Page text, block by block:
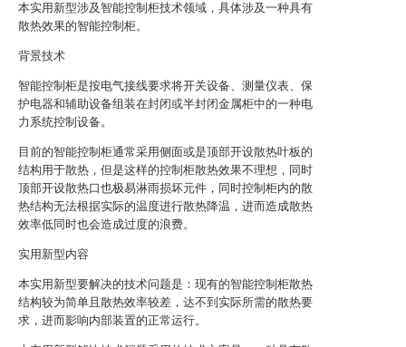
本实用新型涉及智能控制柜技术领域，具体涉及一种具有
散热效果的智能控制柜。
背景技术
智能控制柜是按电气接线要求将开关设备、测量仪表、保
护电器和辅助设备组装在封闭或半封闭金属柜中的一种电
力系统控制设备。
目前的智能控制柜通常采用侧面或是顶部开设散热叶板的
结构用于散热，但是这样的控制柜散热效果不理想，同时
顶部开设散热口也极易淋雨损坏元件，同时控制柜内的散
热结构无法根据实际的温度进行散热降温，进而造成散热
效率低同时也会造成过度的浪费。
实用新型内容
本实用新型要解决的技术问题是：现有的智能控制柜散热
结构较为简单且散热效率较差，达不到实际所需的散热要
求，进而影响内部装置的正常运行。